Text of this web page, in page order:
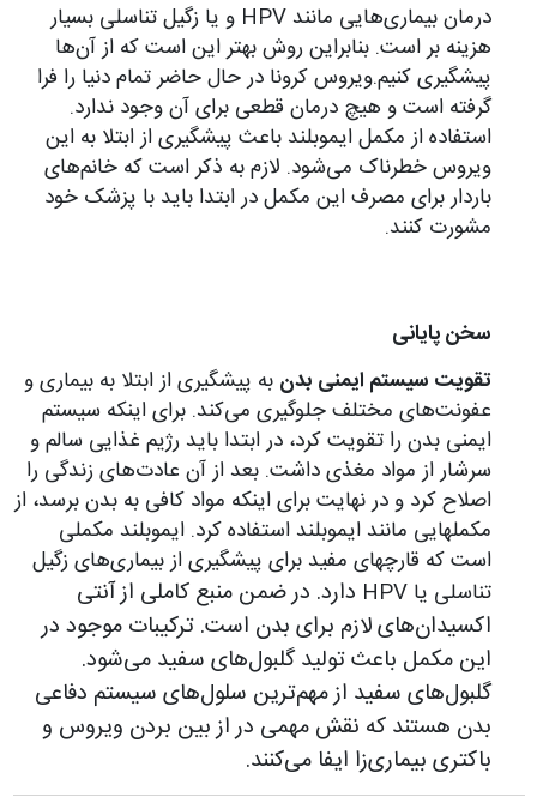
درمان بیماری‌هایی مانند HPV و یا زگیل تناسلی بسیار
هزینه بر است. بنابراین روش بهتر این است که از آن‌ها
پیشگیری کنیم.ویروس کرونا در حال حاضر تمام دنیا را فرا
گرفته است و هیچ درمان قطعی برای آن وجود ندارد.
استفاده از مکمل ایموبلند باعث پیشگیری از ابتلا به این
ویروس خطرناک می‌شود. لازم به ذکر است که خانم‌های
باردار برای مصرف این مکمل در ابتدا باید با پزشک خود
مشورت کنند.
سخن پایانی
تقویت سیستم ایمنی بدن به پیشگیری از ابتلا به بیماری و
عفونت‌های مختلف جلوگیری می‌کند. برای اینکه سیستم
ایمنی بدن را تقویت کرد، در ابتدا باید رژیم غذایی سالم و
سرشار از مواد مغذی داشت. بعد از آن عادت‌های زندگی را
اصلاح کرد و در نهایت برای اینکه مواد کافی به بدن برسد، از
مکمل‎هایی مانند ایموبلند استفاده کرد. ایموبلند مکملی
است که قارچ‎های مفید برای پیشگیری از بیماری‌های زگیل
تناسلی یا HPV
دارد. در ضمن منبع کاملی از آنتی
اکسیدان‌های لازم برای بدن است. ترکیبات موجود در
این مکمل باعث تولید گلبول‌های سفید می‌شود.
گلبول‌های سفید از مهم‌ترین سلول‌های سیستم دفاعی
بدن هستند که نقش مهمی در از بین بردن ویروس و
باکتری بیماری‌زا ایفا می‌کنند.